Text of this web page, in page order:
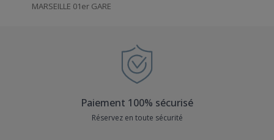
MARSEILLE 01er GARE
Paiement 100% sécurisé
Réservez en toute sécurité